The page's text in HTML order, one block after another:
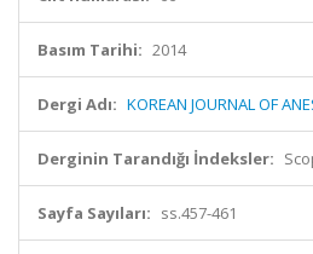
Basım Tarihi: 2014
Dergi Adı: KOREAN JOURNAL OF
Derginin Tarandığı İndeksler:
Sayfa Sayıları: ss.457-461